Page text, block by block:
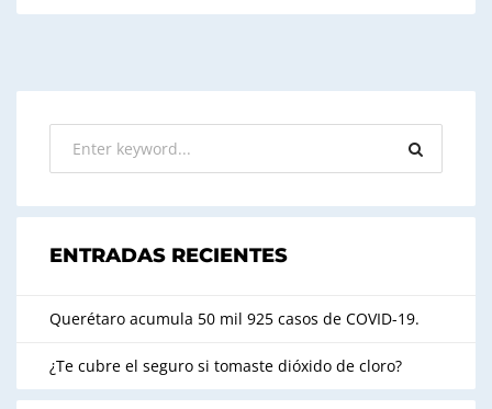
ENTRADAS RECIENTES
Querétaro acumula 50 mil 925 casos de COVID-19.
¿Te cubre el seguro si tomaste dióxido de cloro?